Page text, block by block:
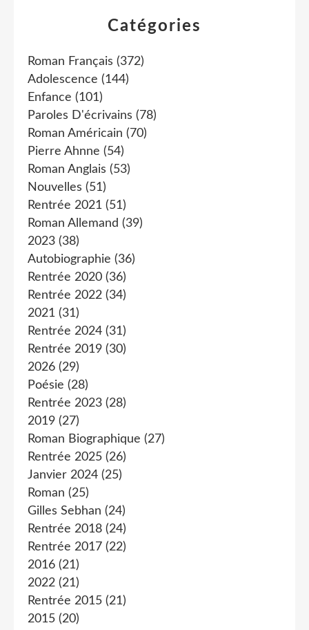
Catégories
Roman Français (372)
Adolescence (144)
Enfance (101)
Paroles D'écrivains (78)
Roman Américain (70)
Pierre Ahnne (54)
Roman Anglais (53)
Nouvelles (51)
Rentrée 2021 (51)
Roman Allemand (39)
2023 (38)
Autobiographie (36)
Rentrée 2020 (36)
Rentrée 2022 (34)
2021 (31)
Rentrée 2024 (31)
Rentrée 2019 (30)
2026 (29)
Poésie (28)
Rentrée 2023 (28)
2019 (27)
Roman Biographique (27)
Rentrée 2025 (26)
Janvier 2024 (25)
Roman (25)
Gilles Sebhan (24)
Rentrée 2018 (24)
Rentrée 2017 (22)
2016 (21)
2022 (21)
Rentrée 2015 (21)
2015 (20)